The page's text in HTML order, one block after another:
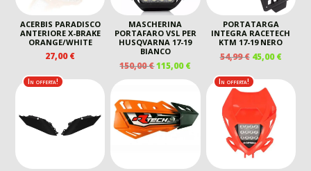
ACERBIS PARADISCO
ANTERIORE X-BRAKE
ORANGE/WHITE
27,00€
MASCHERINA
PORTAFARO VSL PER
HUSQVARNA 17-19
BIANCO
150,00€IL
PREZZO
ORIGINALE
ERA:
150,00 €.
115,00€IL
PREZZO
ATTUALE
115,00 €.
PORTATARGA
INTEGRA RACETECH
KTM 17-19 NERO
54,99€ IL
ORIGINALE
ERA:
54,99 €.
45,00€IL
In offerta! In offerta!